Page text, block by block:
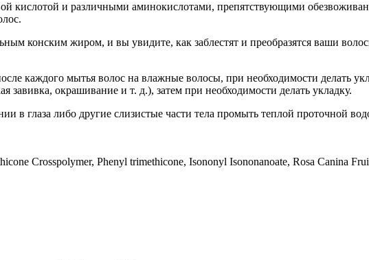
кислотой и различными аминокислотами, препятствующими
конским жиром, и вы увидите, как заблестят и преобразятся ваши
каждого мытья волос на влажные волосы, при необходимости делать
окрашивание и т. д.), затем при необходимости делать укладку.
в глаза либо другие слизистые части тела промыть теплой проточной
Crosspolymer, Phenyl trimethicone, Isononyl Isononanoate, Rosa Canina